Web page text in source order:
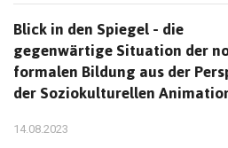
Blick in den Spiegel - die
gegenwärtige Situation der
formalen Bildung aus der
der Soziokulturellen
14.08.2023